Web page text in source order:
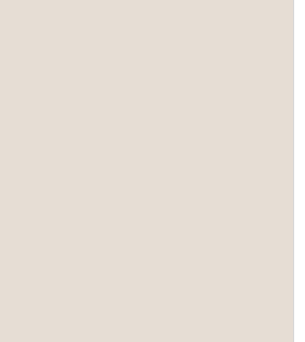
stopt je
met doorlopende
projecten en
zodat jij je vaardigheden kunt
carrière en stimuleer tegelijkertijd